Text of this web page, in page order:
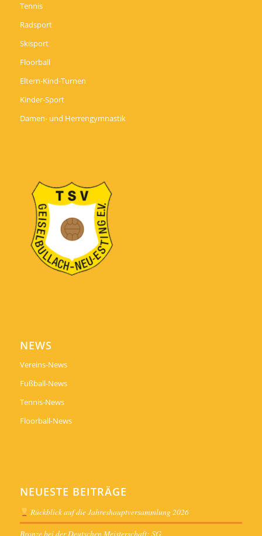
Tennis
Radsport
Skisport
Floorball
Eltern-Kind-Turnen
Kinder-Sport
Damen- und Herrengymnastik
NEWS
Vereins-News
Fußball-News
Tennis-News
Floorball-News
NEUESTE BEITRÄGE
Rückblick auf die Jahreshauptversammlung 2026
Bronze bei der Deutschen Meisterschaft: SG